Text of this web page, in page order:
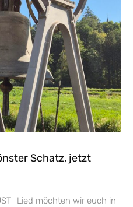
Schatz, jetzt
Lied möchten wir euch in